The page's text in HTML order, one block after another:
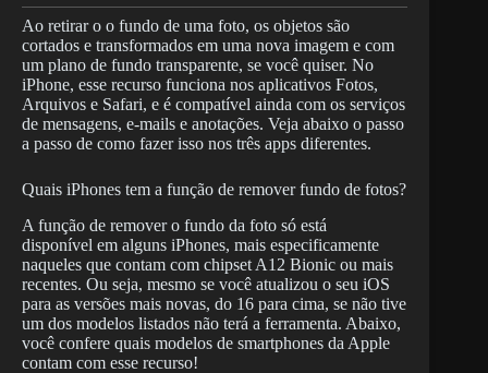
Ao retirar o o fundo de uma foto, os objetos são
cortados e transformados em uma nova imagem e com
um plano de fundo transparente, se você quiser. No
iPhone, esse recurso funciona nos aplicativos Fotos,
Arquivos e Safari, e é compatível ainda com os serviços
de mensagens, e-mails e anotações. Veja abaixo o passo
a passo de como fazer isso nos três apps diferentes.
Quais iPhones tem a função de remover fundo de fotos?
A função de remover o fundo da foto só está
disponível em alguns iPhones, mais especificamente
naqueles que contam com chipset A12 Bionic ou mais
recentes. Ou seja, mesmo se você atualizou o seu iOS
para as versões mais novas, do 16 para cima, se não tive
um dos modelos listados não terá a ferramenta. Abaixo,
você confere quais modelos de smartphones da Apple
contam com esse recurso!